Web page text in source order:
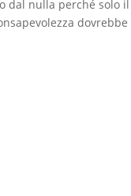
nulla perché solo